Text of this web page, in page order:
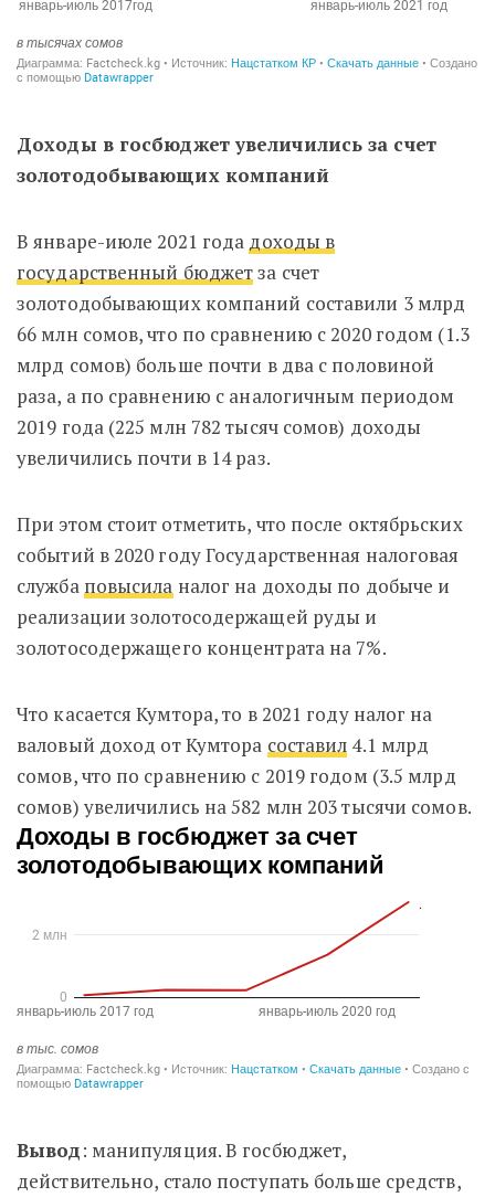
Доходы в госбюджет увеличились за счет
золотодобывающих компаний
В январе-июле 2021 года доходы в
государственный бюджетза счет
золотодобывающих компаний составили 3 млрд
66 млн сомов, что по сравнению с 2020 годом (1.3
млрд сомов) больше почти в два с половиной
раза, а по сравнению с аналогичным периодом
2019 года (225 млн 782 тысяч сомов) доходы
увеличились почти в 14 раз.
При этом стоит отметить, что после октябрьских
событий в 2020 году Государственная налоговая
служба повысила налог на доходы по добыче и
реализации золотосодержащей руды и
золотосодержащего концентрата на 7%.
Что касается Кумтора, то в 2021 году налог на
валовый доход от Кумтора составил 4.1 млрд
сомов, что по сравнению с 2019 годом (3.5 млрд
сомов) увеличились на 582 млн 203 тысячи сомов.
Вывод: манипуляция. В госбюджет,
действительно, стало поступать больше средств,